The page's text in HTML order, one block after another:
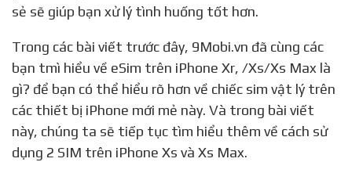
sẻ sẽ giúp bạn xử lý tình huống tốt hơn.
Trong các bài viết trước đây, 9Mobi.vn đã cùng các
bạn tmì hiểu về eSim trên iPhone Xr, /Xs/Xs Max là
gì? để bạn có thể hiểu rõ hơn về chiếc sim vật lý trên
các thiết bị iPhone mới mẻ này. Và trong bài viết
này, chúng ta sẽ tiếp tục tìm hiểu thêm về cách sử
dụng 2 SIM trên iPhone Xs và Xs Max.